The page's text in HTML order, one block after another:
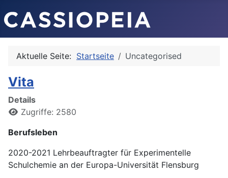
Aktuelle Seite: Startseite Uncategorised
Vita
Details
Zugriffe: 2580
Berufsleben
2020-2021 Lehrbeauftragter für Experimentelle
Schulchemie an der Europa-Universität Flensburg